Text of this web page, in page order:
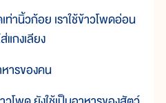
นิ้วก้อย เราใช้ข้าวโพดอ่อน
แกงเลียง
รของคน